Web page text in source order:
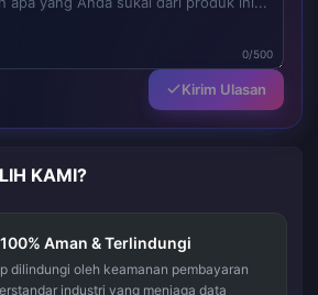
0/500
Kirim Ulasan
KAMI?
Aman & Terlindungi
dilindungi oleh keamanan pembayaran
industri yang menjaga data